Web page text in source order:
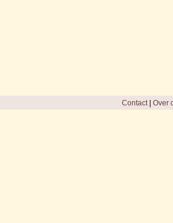
Contact| Over